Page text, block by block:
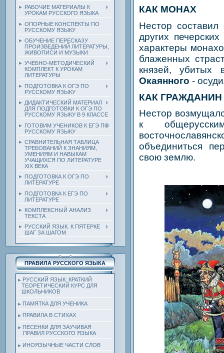
РАБОЧИЕ МАТЕРИАЛЫ К
УРОКАМ РУССКОГО ЯЗЫКА
ОПОРНЫЕ КОНСПЕКТЫ ПО
РУССКОМУ ЯЗЫКУ
ОБУЧЕНИЕ ПЕРЕСКАЗУ
ПРОИЗВЕДЕНИЙ ЛИТЕРАТУРЫ,
ЖИВОПИСИ И МУЗЫКИ
УЧЕБНО-МЕТОДИЧЕСКИЙ
КОМПЛЕКТ К УРОКАМ
ЛИТЕРАТУРЫ
ПОДГОТОВКА К ОГЭ ПО
РУССКОМУ ЯЗЫКУ
ДИДАКТИЧЕСКИЙ МАТЕРИАЛ
ДЛЯ ПОДГОТОВКИ К ОГЭ ПО
РУССКОМУ ЯЗЫКУ В 9 КЛАССЕ
ГОТОВИМ УЧЕНИКОВ К ЕГЭ ПО
РУССКОМУ ЯЗЫКУ
СРАВНИТЕЛЬНАЯ ТАБЛИЦА
ТРЕБОВАНИЙ К ЗНАНИЯМ,
УМЕНИЯМ И НАВЫКАМ
УЧАЩИХСЯ ПО ЛИТЕРАТУРЕ
ХIХ ВЕКА
ПОДГОТОВКА К ОГЭ ПО
ЛИТЕРАТУРЕ
ПОДГОТОВКА К ЕГЭ ПО
ЛИТЕРАТУРЕ
КОМПЛЕКСНЫЙ АНАЛИЗ
ТЕКСТА
РУССКИЙ ЯЗЫК. К ПЯТЕРКЕ
ШАГ ЗА ШАГОМ
ПРАВИЛА РУССКОГО ЯЗЫКА
РУССКИЙ ЯЗЫК: КРАТКИЙ
ТЕОРЕТИЧЕСКИЙ КУРС ДЛЯ
ШКОЛЬНИКОВ
ПАМЯТКА ДЛЯ УЧЕНИКА
ПРАВИЛА В СТИХАХ
ПЕСЕНКИ ДЛЯ ЗАУЧИВАЯ
ПРАВИЛ РУССКОГО ЯЗЫКА
ИНОЯЗЫЧНЫЕ ЧАСТИ СЛОВ
КАК МОНАХ
Нестор
других
характеры
блаженных
князей,
Окаянного -
КАК ГРАЖДАНИН
Нестор
к
объединиться
свою землю.